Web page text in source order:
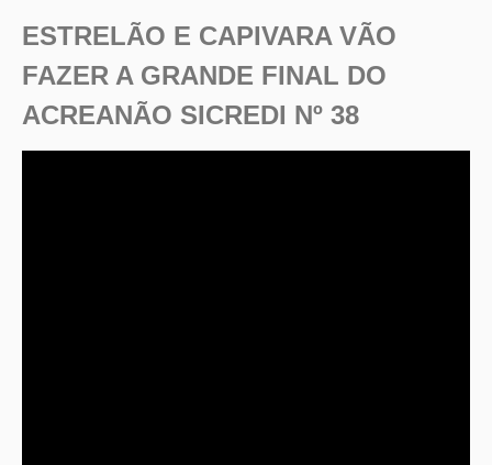
ESTRELÃO E CAPIVARA VÃO
FAZER A GRANDE FINAL DO
ACREANÃO SICREDI Nº 38